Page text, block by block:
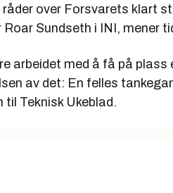
for Communication and
(TDL)
ingeniører og befal ved
nærmeste rådgivere
«nettverksbasert forsvar».
og militære
råder over Forsvarets klart
Sundseth i INI, mener
arbeidet med å få på
av det: En felles
til Teknisk Ukeblad.